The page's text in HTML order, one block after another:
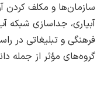
سازمان‌ها و مکلف کردن
آبیاری، جداسازی شبکه
فرهنگی و تبلیغاتی در
گروه‌های مؤثر از جمله